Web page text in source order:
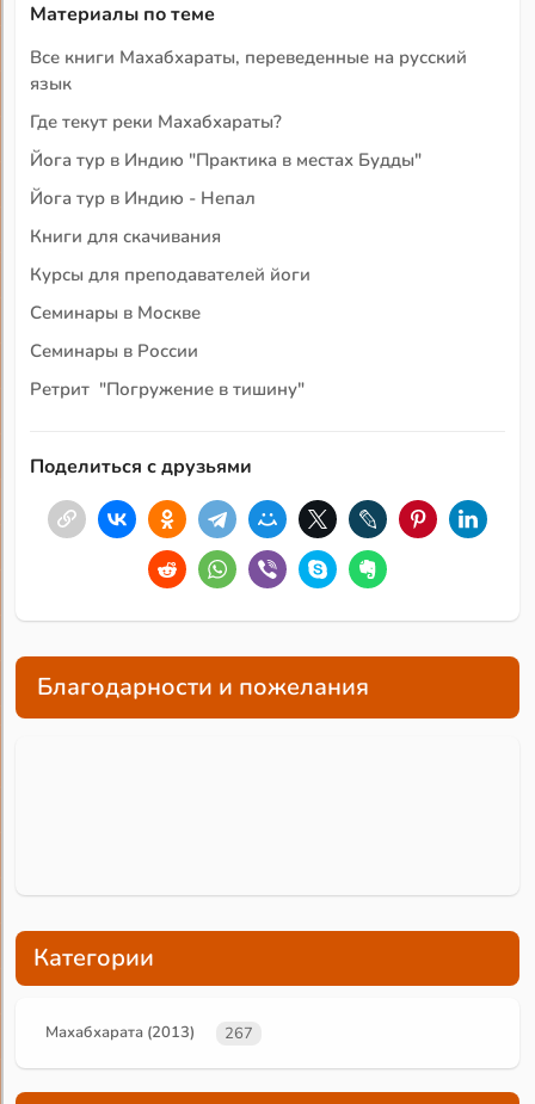
Материалы по теме
Все книги Махабхараты, переведенные на русский
язык
Где текут реки Махабхараты?
Йога тур в Индию "Практика в местах Будды"
Йога тур в Индию - Непал
Книги для скачивания
Курсы для преподавателей йоги
Семинары в Москве
Семинары в России
Ретрит "Погружение в тишину"
Поделиться с друзьями
Благодарности и пожелания
Категории
Махабхарата (2013) 267